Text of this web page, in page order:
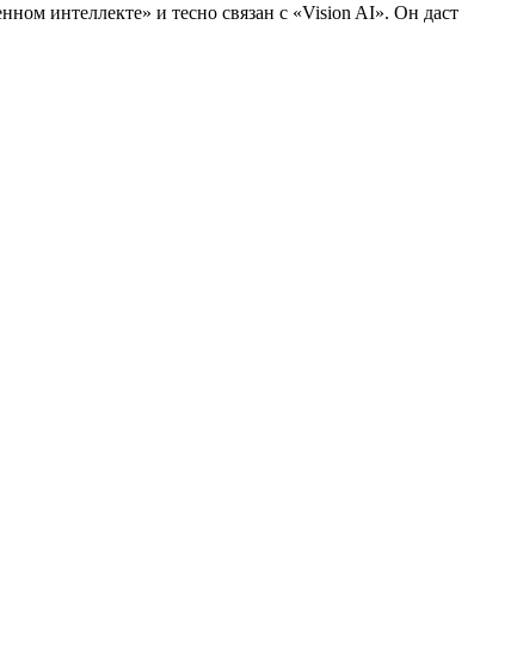
интеллекте» и тесно связан с «Vision AI». Он даст